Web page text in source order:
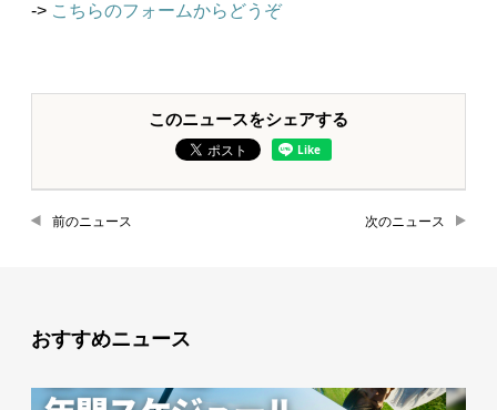
-> こちらのフォームからどうぞ
このニュースをシェアする
前のニュース 次のニュース
おすすめニュース